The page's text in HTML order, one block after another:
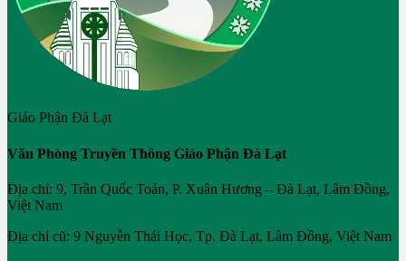
Giáo Phận Đà Lạt
Văn Phòng Truyền Thông Giáo Phận Đà Lạt
Địa chỉ: 9, Trần Quốc Toản, P. Xuân Hương – Đà Lạt, Lâm Đồng,
Việt Nam
Địa chỉ cũ: 9 Nguyễn Thái Học, Tp. Đà Lạt, Lâm Đồng, Việt Nam